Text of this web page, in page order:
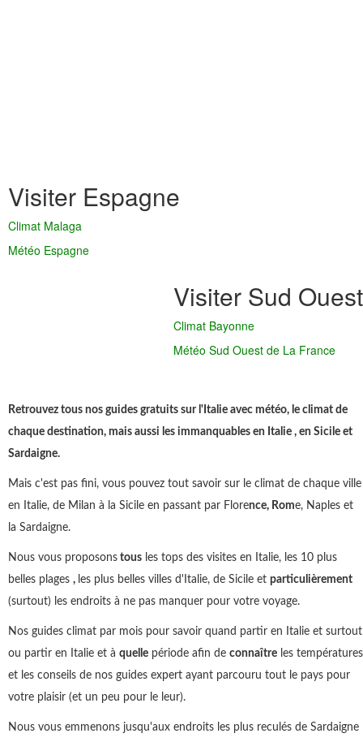
Visiter Espagne
Climat Malaga
Météo Espagne
Visiter Sud Ouest
Climat Bayonne
Météo Sud Ouest de La France
Retrouvez tous nos guides gratuits sur l'Italie avec météo, le climat de
chaque destination, mais aussi les immanquables en Italie , en Sicile et
Sardaigne.
Mais c'est pas fini, vous pouvez tout savoir sur le climat de chaque ville
en Italie, de Milan à la Sicile en passant par Florence, Rome, Naples et
la Sardaigne.
Nous vous proposons tous les tops des visites en Italie, les 10 plus
belles plages , les plus belles villes d'Italie, de Sicile et particulièrement
(surtout) les endroits à ne pas manquer pour votre voyage.
Nos guides climat par mois pour savoir quand partir en Italie et surtout
ou partir en Italie et à quelle période afin de connaître les températures
et les conseils de nos guides expert ayant parcouru tout le pays pour
votre plaisir (et un peu pour le leur).
Nous vous emmenons jusqu'aux endroits les plus reculés de Sardaigne